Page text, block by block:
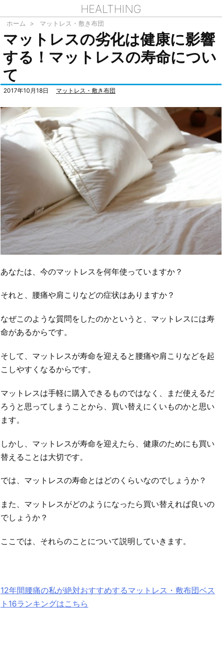
HEALTHING
ホーム > マットレス・敷き布団
マットレスの劣化は健康に影響
する！マットレスの寿命につい
て
2017年10月18日 マットレス・敷き布団
あなたは、今のマットレスを何年使っていますか？
それと、腰痛や肩こりなどの症状はありますか？
なぜこのような質問をしたのかというと、マットレスには寿
命があるからです。
そして、マットレスが寿命を迎えると腰痛や肩こりなどを起
こしやすくなるからです。
マットレスは手軽に購入できるものではなく、まだ使えるだ
ろうと思ってしまうことから、買い替えにくいものかと思い
ます。
しかし、マットレスが寿命を迎えたら、健康のためにも買い
替えることは大切です。
では、マットレスの寿命とはどのくらいなのでしょうか？
また、マットレスがどのようになったら買い替えれば良いの
でしょうか？
ここでは、それらのことについて説明していきます。
12年間腰痛の私が絶対おすすめするマットレス・敷布団ベス
ト16ランキングはこちら